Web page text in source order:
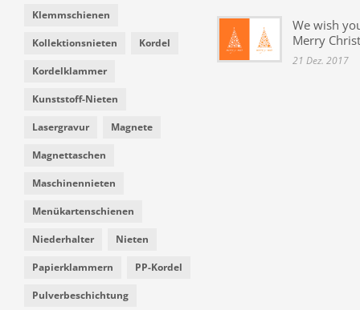
Klemmschienen
Kollektionsnieten Kordel
Kordelklammer
Kunststoff-Nieten
Lasergravur Magnete
Magnettaschen
Maschinennieten
Menükartenschienen
Niederhalter Nieten
Papierklammern PP-Kordel
Pulverbeschichtung
We wish
Merry
21 Dez. 2017